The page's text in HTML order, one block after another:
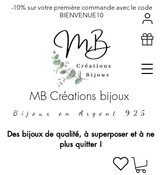
MB Créations bijoux
Bijoux en Argent 925
Des bijoux de qualité, à superposer et à ne
plus quitter !
-10% sur votre première commande avec le code
BIENVENUE10